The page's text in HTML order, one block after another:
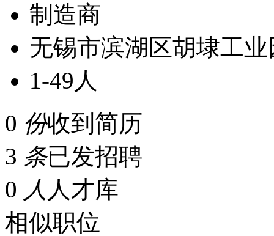
制造商
无锡市滨湖区胡埭工
1-49人
0 份收到简历
3 条已发招聘
0 人 人才库
相似职位